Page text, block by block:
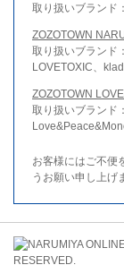
取り扱いブランド
ZOZOTOWN
取り扱いブランド
LOVETOXIC、
ZOZOTOWN
取り扱いブランド
お客様にはご不便
うお願い申し上げ